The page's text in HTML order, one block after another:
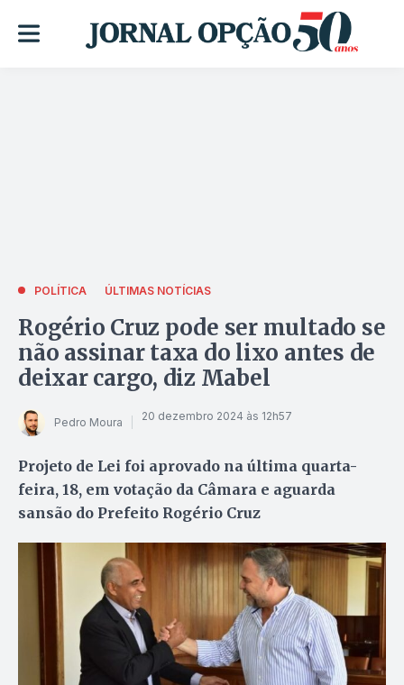
POLÍTICA ÚLTIMAS NOTÍCIAS
Rogério Cruz pode ser multado se
não assinar taxa do lixo antes de
deixar cargo, diz Mabel
Pedro Moura 20 dezembro 2024 às 12h57
Projeto de Lei foi aprovado na última quarta-
feira, 18, em votação da Câmara e aguarda
sansão do Prefeito Rogério Cruz